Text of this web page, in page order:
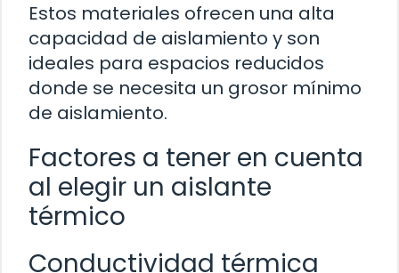
Estos materiales ofrecen una alta
capacidad de aislamiento y son
ideales para espacios reducidos
donde se necesita un grosor mínimo
de aislamiento.
Factores a tener en cuenta
al elegir un aislante
térmico
Conductividad térmica